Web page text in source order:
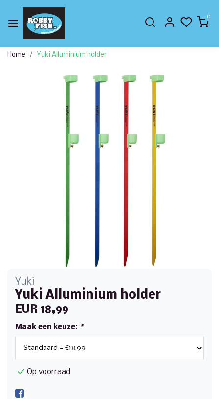
0
Home Yuki Alluminium holder
Yuki
Yuki Alluminium holder
EUR 18,99
Maak een keuze: *
Op voorraad